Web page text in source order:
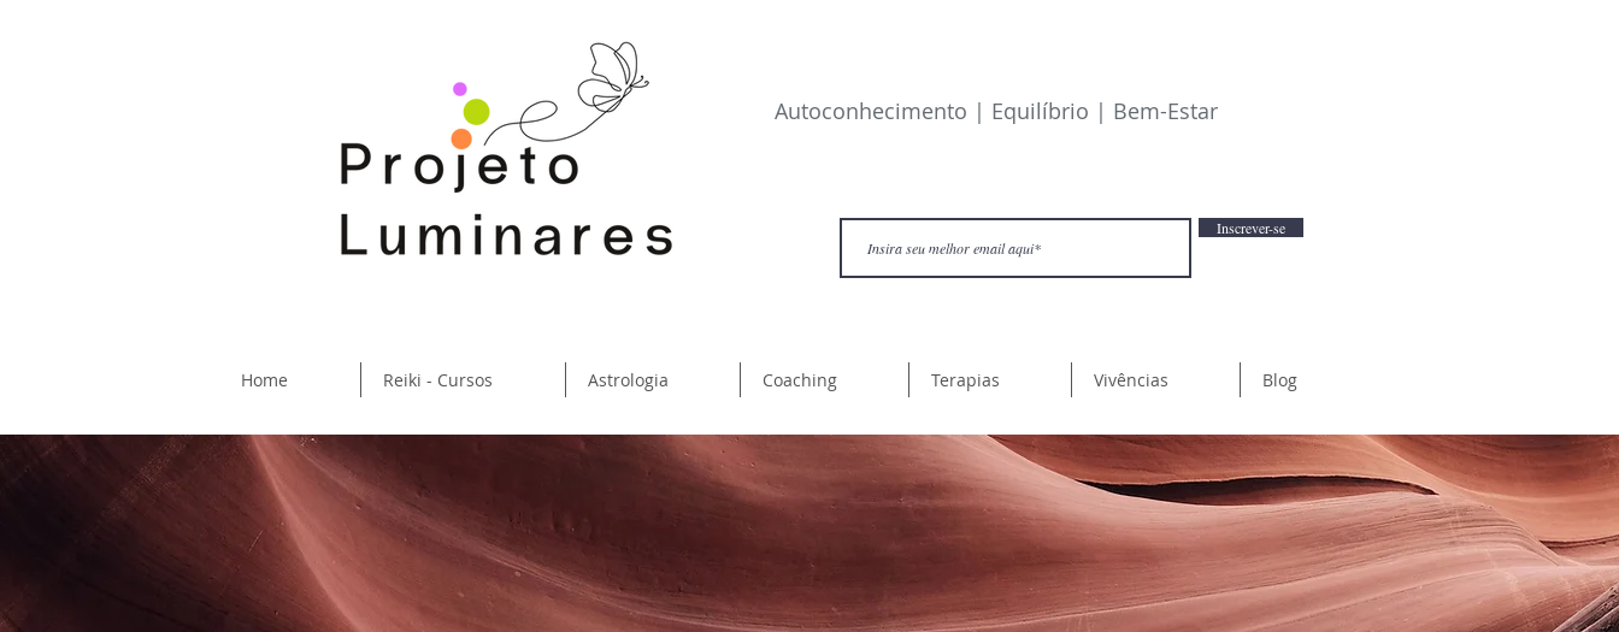
​Autoconhecimento | Equilíbrio | Bem-Estar
Inscrever-se
Home Reiki - Cursos Astrologia Coaching Terapias Vivências Blog